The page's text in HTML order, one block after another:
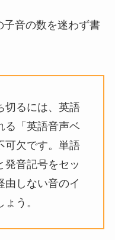
子音の数を迷わず書
切るには、英語
る「英語音声ベ
可欠です。単語
発音記号をセッ
由しない音のイ
う。